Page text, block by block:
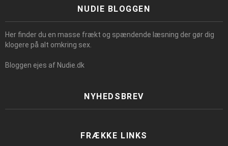
NUDIE BLOGGEN
Her finder du en masse frækt og spændende læsning der gør dig
klogere på alt omkring sex.
Bloggen ejes af Nudie.dk
NYHEDSBREV
FRÆKKE LINKS